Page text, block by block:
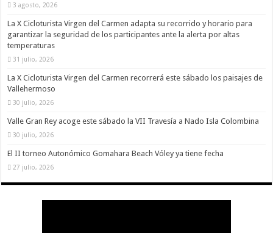
3 agosto, 2026
La X Cicloturista Virgen del Carmen adapta su recorrido y horario para
garantizar la seguridad de los participantes ante la alerta por altas
temperaturas
31 julio, 2026
La X Cicloturista Virgen del Carmen recorrerá este sábado los paisajes de
Vallehermoso
30 julio, 2026
Valle Gran Rey acoge este sábado la VII Travesía a Nado Isla Colombina
30 julio, 2026
El II torneo Autonómico Gomahara Beach Vóley ya tiene fecha
27 julio, 2026